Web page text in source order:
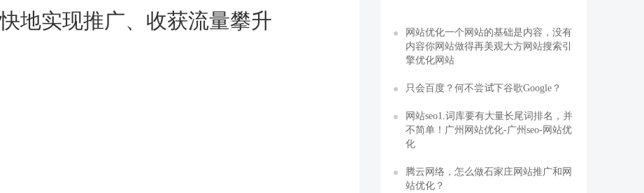
地实现推广、收获流量攀升
网站优化一个网站的基础是内容，没有
内容你网站做得再美观大方网站搜索引
擎优化网站
只会百度？何不尝试下谷歌Google？
网站seo1.词库要有大量长尾词排名，并
不简单！广州网站优化-广州seo-网站优
化
腾云网络，怎么做石家庄网站推广和网
站优化？